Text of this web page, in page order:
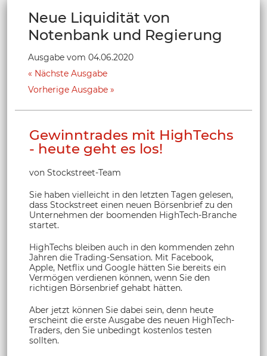
Neue Liquidität von
Notenbank und Regierung
Ausgabe vom 04.06.2020
Nächste Ausgabe
Vorherige Ausgabe
Gewinntrades mit HighTechs
- heute geht es los!
von Stockstreet-Team
Sie haben vielleicht in den letzten Tagen gelesen,
dass Stockstreet einen neuen Börsenbrief zu den
Unternehmen der boomenden HighTech-Branche
startet.
HighTechs bleiben auch in den kommenden zehn
Jahren die Trading-Sensation. Mit Facebook,
Apple, Netflix und Google hätten Sie bereits ein
Vermögen verdienen können, wenn Sie den
richtigen Börsenbrief gehabt hätten.
Aber jetzt können Sie dabei sein, denn heute
erscheint die erste Ausgabe des neuen HighTech-
Traders, den Sie unbedingt kostenlos testen
sollten.